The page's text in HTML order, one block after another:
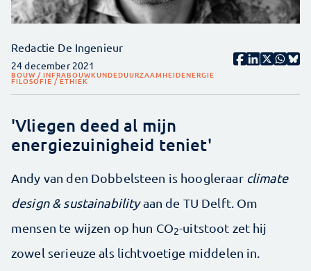
Redactie De Ingenieur
24 december 2021
BOUW / INFRABOUWKUNDEDUURZAAMHEIDENERGIE
FILOSOFIE / ETHIEK
'Vliegen deed al mijn
energiezuinigheid teniet'
Andy van den Dobbelsteen is hoogleraar climate
design & sustainabilityaan de TU Delft. Om
mensen te wijzen op hun CO2-uitstoot zet hij
zowel serieuze als lichtvoetige middelen in.